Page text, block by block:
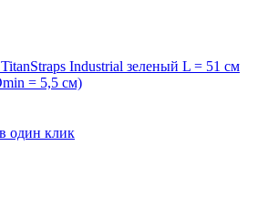
Industrial зеленый L = 51 см
= 5,5 см)
один клик